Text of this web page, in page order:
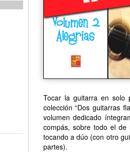
Tocar la guitarra en solo
colección “Dos guitarras
volumen dedicado
compás, sobre todo el de
tocando a dúo (con otro
partes).